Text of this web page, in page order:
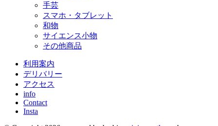
手芸
スマホ・タブレット
和物
サイエンス小物
その他商品
利用案内
デリバリー
アクセス
info
Contact
Insta